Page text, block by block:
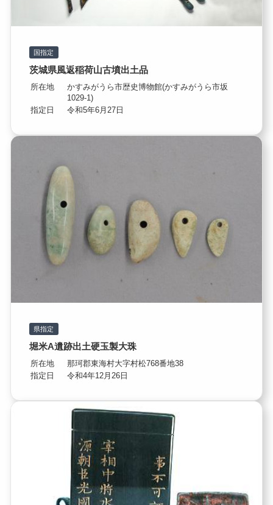
国指定
茨城県風返稲荷山古墳出土品
所在地
かすみがうら市歴史博物館(かすみがうら市坂
1029-1)
指定日
令和5年6月27日
県指定
堀米A遺跡出土硬玉製大珠
所在地
那珂郡東海村大字村松768番地38
指定日
令和4年12月26日